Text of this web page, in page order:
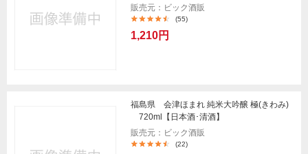
販売元：ビック酒販
(55)
1,210円
福島県 会津ほまれ 純米大吟醸 極(きわみ)
720ml【日本酒･清酒】
販売元：ビック酒販
(22)